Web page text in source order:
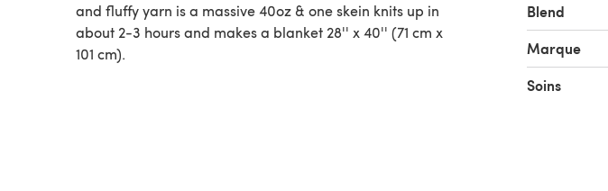
and fluffy yarn is a massive 40oz & one skein knits up in
about 2-3 hours and makes a blanket 28'' x 40'' (71 cm x
101 cm).
Blend
Marque
Soins